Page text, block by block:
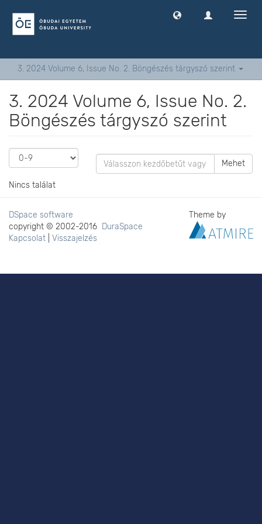
3. 2024 Volume 6, Issue No. 2. Böngészés tárgyszó szerint
3. 2024 Volume 6, Issue No. 2.
Böngészés tárgyszó szerint
Mehet
Nincs találat
DSpace software
copyright © 2002-2016 DuraSpace
Kapcsolat
Visszajelzés
Theme by